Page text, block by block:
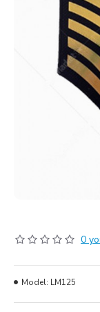
0
Model: LM125